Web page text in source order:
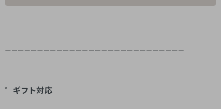
ーーーーーーーーーーーーーーーーーーーーーーーーーーーー
゜ギフト対応